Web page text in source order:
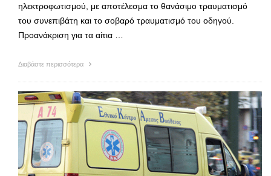
ηλεκτροφωτισμού, με αποτέλεσμα το θανάσιμο τραυματισμό
του συνεπιβάτη και το σοβαρό τραυματισμό του οδηγού.
Προανάκριση για τα αίτια …
Διαβάστε περισσότερα